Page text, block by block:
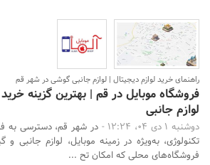
راهنمای خرید لوازم دیجیتال | لوازم جانبی گوشی در شهر قم
فروشگاه موبایل در قم | بهترین گزینه‌
لوازم جانبی
دوشنبه 1 دی 04، 12:24 -
در شهر قم، دسترسی به
تکنولوژی، به‌ویژه در زمینه موبایل، لوازم جانبی
فروشگاه‌های محلی که امکان تح ...